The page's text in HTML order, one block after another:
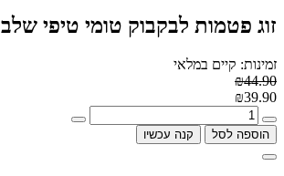
זוג פטמות לבקבוק טומי טיפי שלב 3
זמינות: קיים במלאי
₪44.90
₪39.90
הוספה לסל קנה עכשיו